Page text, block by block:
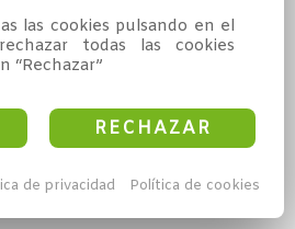
las cookies pulsando en el
todas las cookies
“Rechazar”
RECHAZAR
de privacidad Política de cookies